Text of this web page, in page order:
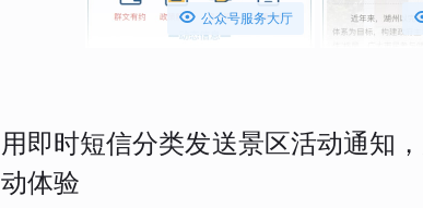
 公众号服务大厅
用即时短信分类发送景区活动通知
动体验